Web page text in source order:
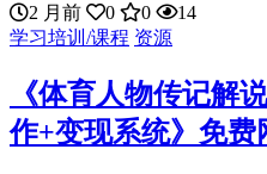
2 月前
0 0
14
学习培训/课程 资源
《体育人物传记解
作+变现系统》免费